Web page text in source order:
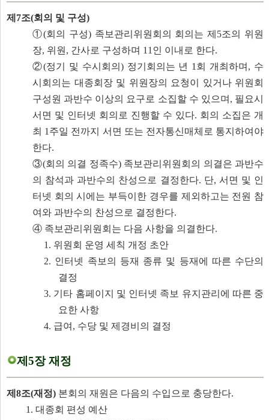
제7조(회의 및 구성)
①(회의 구성) 족보관리위원회의 회의는 제5조의 위원
장, 위원, 간사로 구성하며 11인 이내로 한다.
②(정기 및 수시회의) 정기회의는 년 1회 개최하며, 수
시회의는 대종회장 및 위원장의 요청이 있거나 위원회
구성원 과반수 이상의 요구로 소집할 수 있으며, 필요시
서면 및 인터넷 회의로 진행할 수 있다. 회의 소집은 개
최 1주일 전까지 서면 또는 전자통신매체로 통지하여야
한다.
③(회의 의결 정족수) 족보관리위원회의 의결은 과반수
의 참석과 과반수의 찬성으로 결정한다. 단, 서면 및 인
터넷 회의 시에는 부득이한 경우를 제외하고는 전원 참
여와 과반수의 찬성으로 결정한다.
④ 족보관리위원회는 다음 사항을 의결한다.
1. 위원회 운영 세칙 개정 초안
2. 인터넷 족보의 등재 종류 및 등재에 따른 수단의
결정
3. 기타 홈페이지 및 인터넷 족보 유지관리에 따른 중
요한 사항
4. 급여, 수당 및 제경비의 결정
제5장 재정
제8조(재정) 본회의 재원은 다음의 수입으로 충당한다.
1. 대종회 편성 예산